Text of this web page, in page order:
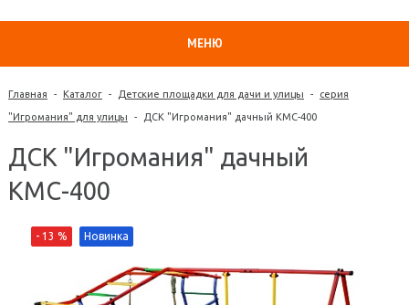
МЕНЮ
Главная - Каталог - Детские площадки для дачи и улицы - серия
"Игромания" для улицы - ДСК "Игромания" дачный КМС-400
ДСК "Игромания" дачный
КМС-400
- 13 % Новинка